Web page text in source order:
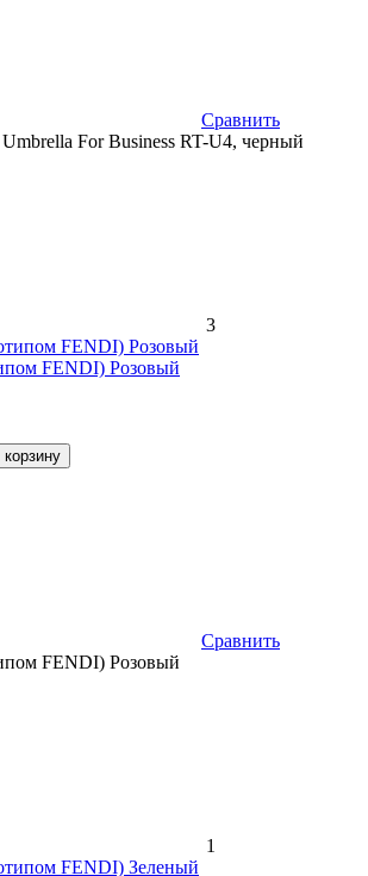
Сравнить
Umbrella For Business RT-U4, черный
3
FENDI) Розовый
корзину
Сравнить
FENDI) Розовый
1